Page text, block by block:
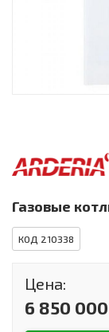
Сантехника
Газовые
КОД 210338
Цена:
6 850